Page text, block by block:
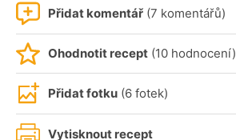
Přidat komentář (7 komentářů)
Ohodnotit recept (10 hodnocení)
Přidat fotku (6 fotek)
Vytisknout recept